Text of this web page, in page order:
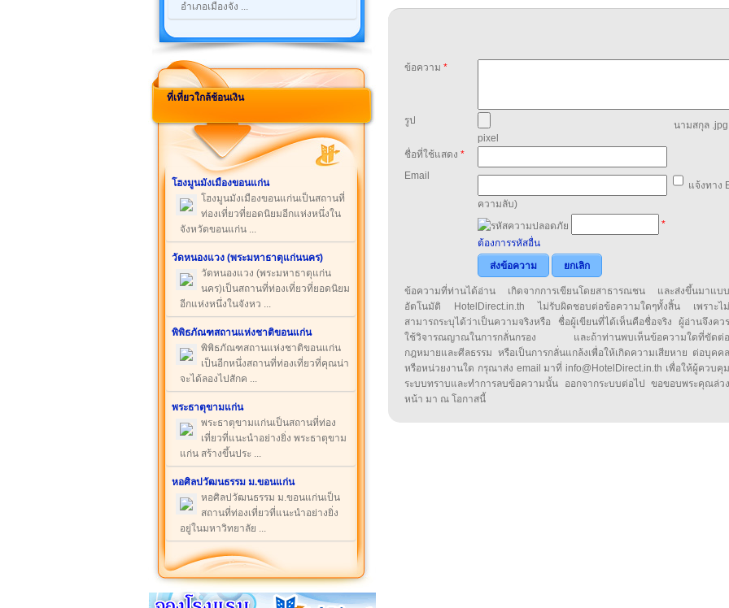
อำเภอเมืองจัง ...
ที่เที่ยวใกล้ช้อนเงิน
โฮงมูนมังเมืองขอนแก่น
โฮงมูนมังเมืองขอนแก่นเป็นสถานที่
ท่องเที่ยวที่ยอดนิยมอีกแห่งหนึ่งใน
จังหวัดขอนแก่น ...
วัดหนองแวง (พระมหาธาตุแก่นนคร)
วัดหนองแวง (พระมหาธาตุแก่น
นคร)เป็นสถานที่ท่องเที่ยวที่ยอดนิยม
อีกแห่งหนึ่งในจังหว ...
พิพิธภัณฑสถานแห่งชาติขอนแก่น
พิพิธภัณฑสถานแห่งชาติขอนแก่น
เป็นอีกหนึ่งสถานที่ท่องเที่ยวที่คุณน่า
จะได้ลองไปสักค ...
พระธาตุขามแก่น
พระธาตุขามแก่นเป็นสถานที่ท่อง
เที่ยวที่แนะนำอย่างยิ่ง พระธาตุขาม
แก่น สร้างขึ้นประ ...
หอศิลปวัฒนธรรม ม.ขอนแก่น
หอศิลปวัฒนธรรม ม.ขอนแก่นเป็น
สถานที่ท่องเที่ยวที่แนะนำอย่างยิ่ง
อยู่ในมหาวิทยาลัย ...
ข้อความ *
รูป
นามสกุล
pixel
ชื่อที่ใช้แสดง *
Email
แจ้งทาง
ความลับ)
*
ต้องการรหัสอื่น
ส่งข้อความ
ยกเลิก
ข้อความที่ท่านได้อ่าน เกิดจากการเขียนโดยสาธารณชน และส่งขึ้นมาแบบ
อัตโนมัติ HotelDirect.in.th ไม่รับผิดชอบต่อข้อความใดๆทั้งสิ้น เพราะไม่
สามารถระบุได้ว่าเป็นความจริงหรือ ชื่อผู้เขียนที่ได้เห็นคือชื่อจริง ผู้อ่านจึงควร
ใช้วิจารณญาณในการกลั่นกรอง และถ้าท่านพบเห็นข้อความใดที่ขัดต่อ
กฎหมายและศีลธรรม หรือเป็นการกลั่นแกล้งเพื่อให้เกิดความเสียหาย ต่อบุคคล
หรือหน่วยงานใด กรุณาส่ง email มาที่ info@HotelDirect.in.th เพื่อให้ผู้ควบคุม
ระบบทราบและทำการลบข้อความนั้น ออกจากระบบต่อไป ขอขอบพระคุณล่วง
หน้า มา ณ โอกาสนี้